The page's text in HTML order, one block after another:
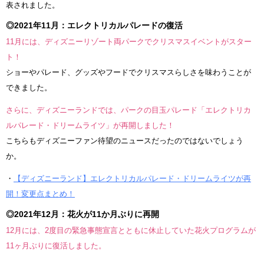
表されました。
◎2021年11月：エレクトリカルパレードの復活
11月には、ディズニーリゾート両パークでクリスマスイベントがスター
ト！
ショーやパレード、グッズやフードでクリスマスらしさを味わうことが
できました。
さらに、ディズニーランドでは、パークの目玉パレード「エレクトリカ
ルパレード・ドリームライツ」が再開しました！
こちらもディズニーファン待望のニュースだったのではないでしょう
か。
・
【ディズニーランド】エレクトリカルパレード・ドリームライツが再
開！変更点まとめ！
◎2021年12月：花火が11か月ぶりに再開
12月には、2度目の緊急事態宣言とともに休止していた花火プログラムが
11ヶ月ぶりに復活しました。